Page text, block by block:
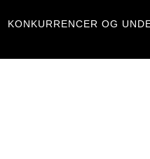
KONKURRENCER OG